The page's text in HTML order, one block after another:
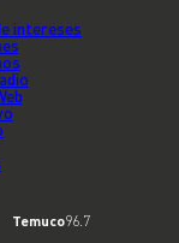
intereses
Temuco96.7